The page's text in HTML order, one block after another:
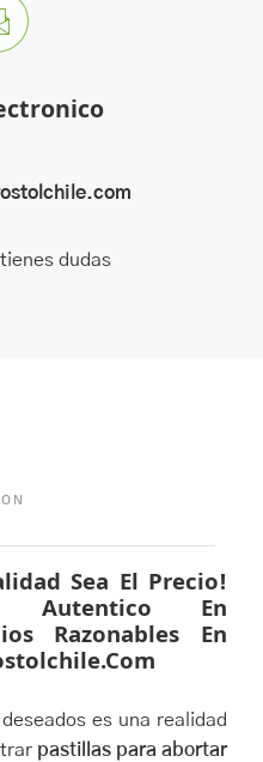
dudas
Sea El Precio!
Autentico En
Razonables En
es una realidad
pastillas para abortar